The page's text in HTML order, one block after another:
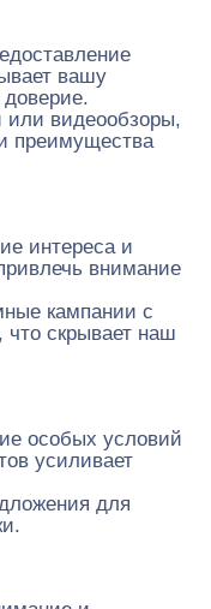
вашу
доверие.
или видеообзоры,
преимущества
интереса и
внимание
кампании с
что скрывает наш
особых условий
усиливает
для